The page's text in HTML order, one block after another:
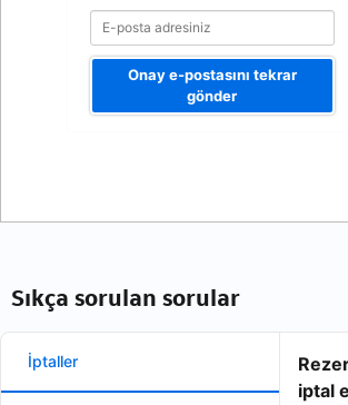
Onay e-postasını tekrar
gönder
Sıkça sorulan sorular
İptaller
iptal